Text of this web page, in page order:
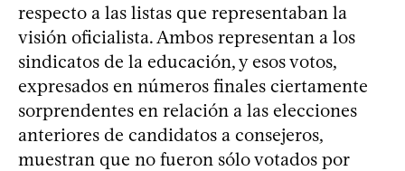
respecto a las listas que representaban la
visión oficialista. Ambos representan a los
sindicatos de la educación, y esos votos,
expresados en números finales ciertamente
sorprendentes en relación a las elecciones
anteriores de candidatos a consejeros,
muestran que no fueron sólo votados por